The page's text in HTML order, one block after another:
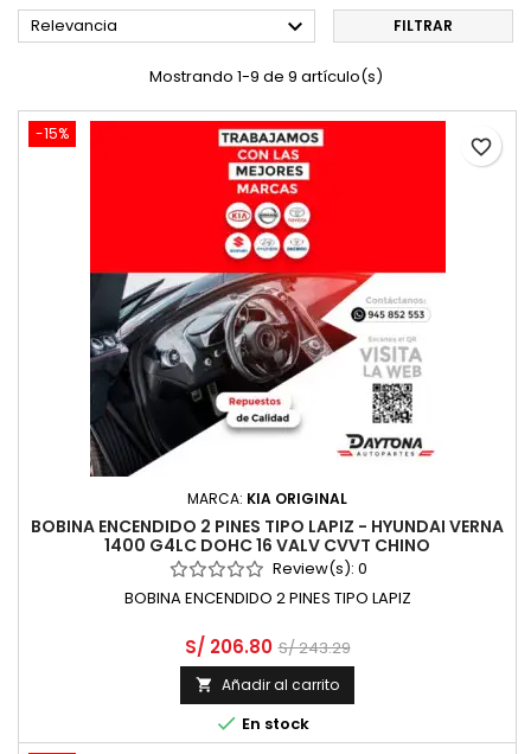
Relevancia  FILTRAR
Mostrando 1-9 de 9 artículo(s)
-15%
MARCA: KIA ORIGINAL
BOBINA ENCENDIDO 2 PINES TIPO LAPIZ - HYUNDAI VERNA
1400 G4LC DOHC 16 VALV CVVT CHINO
Review(s): 0
BOBINA ENCENDIDO 2 PINES TIPO LAPIZ
S/ 206.80 S/ 243.29
 Añadir al carrito
 En stock
favorite_border